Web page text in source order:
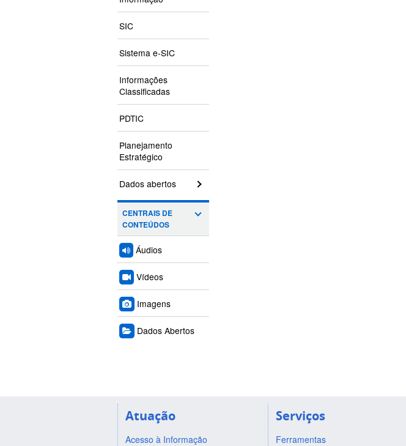
SIC
Sistema e-SIC
Informações
Classificadas
PDTIC
Planejamento
Estratégico
Dados abertos
CENTRAIS DE
CONTEÚDOS
Áudios
Vídeos
Imagens
Dados Abertos
Atuação
Acesso à Informação
Serviços
Ferramentas